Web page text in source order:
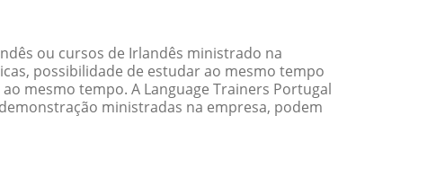
ou cursos de Irlandês ministrado na
possibilidade de estudar ao mesmo tempo
mesmo tempo. A Language Trainers Portugal
ministradas na empresa, podem